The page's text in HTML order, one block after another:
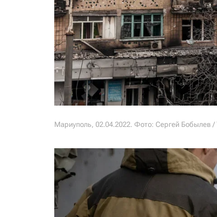
Мариуполь, 02.04.2022. Фото: Сергей Бобылев